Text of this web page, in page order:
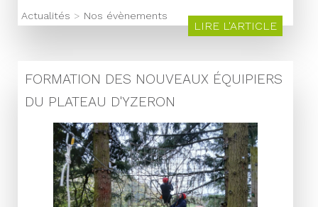
Actualités > Nos évènements
LIRE L'ARTICLE
FORMATION DES NOUVEAUX ÉQUIPIERS
DU PLATEAU D'YZERON